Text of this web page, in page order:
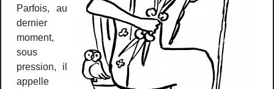
Parfois, au
dernier
moment,
sous
pression, il
appelle